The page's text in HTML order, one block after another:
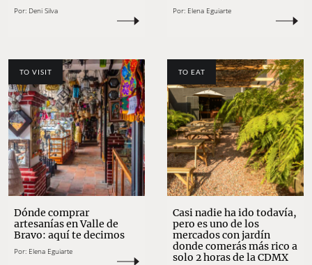
Por: Deni Silva Por: Elena Eguiarte
TO VISIT
Dónde comprar
artesanías en Valle de
Bravo: aquí te decimos
Por: Elena Eguiarte
TO EAT
Casi nadie ha ido todavía,
pero es uno de los
mercados con jardín
donde comerás más rico a
solo 2 horas de la CDMX